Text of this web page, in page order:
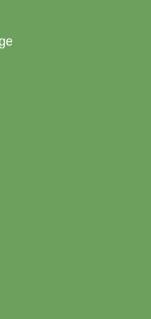
que prepararon con
felicidades a
todas las fotos de
para revivirlo siempre
viernes 22 de mayo nos
graduación de nuestros
rodeados de familias,
conmovedor donde no
juntos y disfrutamos
con sus mejores fotos y
día, nuestros chicos
preparan para empezar